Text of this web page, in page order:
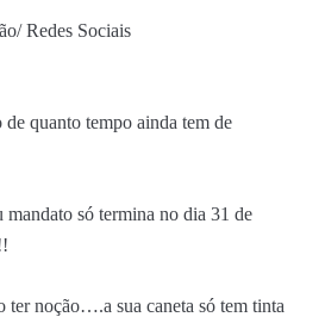
Redes Sociais
quanto tempo ainda tem de
mandato só termina no dia 31 de
ter noção….a sua caneta só tem tinta